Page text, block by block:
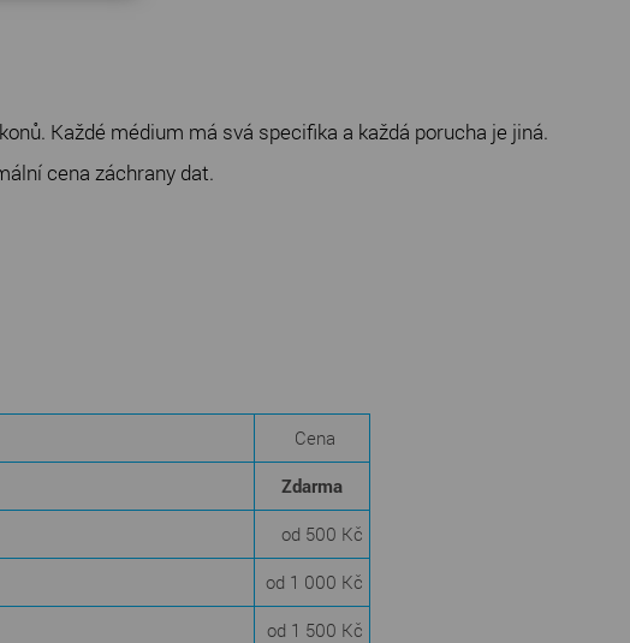
Každé médium má svá specifika a každá porucha je jiná.
cena záchrany dat.
Cena
Zdarma
od 500 Kč
od 1 000 Kč
od 1 500 Kč